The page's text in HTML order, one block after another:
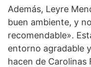
Además, Leyre
buen ambiente, y
recomendable».
entorno agradable
hacen de Carolinas